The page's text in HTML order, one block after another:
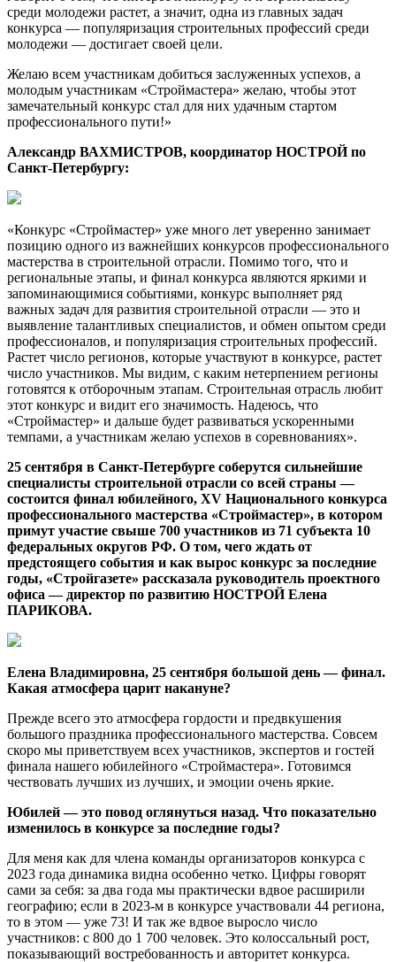
среди молодежи растет, а значит, одна из главных задач
конкурса — популяризация строительных профессий среди
молодежи — достигает своей цели.
Желаю всем участникам добиться заслуженных успехов, а
молодым участникам «Строймастера» желаю, чтобы этот
замечательный конкурс стал для них удачным стартом
профессионального пути!»
Александр ВАХМИСТРОВ, координатор НОСТРОЙ по
Санкт-Петербургу:
«Конкурс «Строймастер» уже много лет уверенно занимает
позицию одного из важнейших конкурсов профессионального
мастерства в строительной отрасли. Помимо того, что и
региональные этапы, и финал конкурса являются яркими и
запоминающимися событиями, конкурс выполняет ряд
важных задач для развития строительной отрасли — это и
выявление талантливых специалистов, и обмен опытом среди
профессионалов, и популяризация строительных профессий.
Растет число регионов, которые участвуют в конкурсе, растет
число участников. Мы видим, с каким нетерпением регионы
готовятся к отборочным этапам. Строительная отрасль любит
этот конкурс и видит его значимость. Надеюсь, что
«Строймастер» и дальше будет развиваться ускоренными
темпами, а участникам желаю успехов в соревнованиях».
25 сентября в Санкт-Петербурге соберутся сильнейшие
специалисты строительной отрасли со всей страны —
состоится финал юбилейного, XV Национального конкурса
профессионального мастерства «Строймастер», в котором
примут участие свыше 700 участников из 71 субъекта 10
федеральных округов РФ. О том, чего ждать от
предстоящего события и как вырос конкурс за последние
годы, «Стройгазете» рассказала руководитель проектного
офиса — директор по развитию НОСТРОЙ Елена
ПАРИКОВА.
Елена Владимировна, 25 сентября большой день — финал.
Какая атмосфера царит накануне?
Прежде всего это атмосфера гордости и предвкушения
большого праздника профессионального мастерства. Совсем
скоро мы приветствуем всех участников, экспертов и гостей
финала нашего юбилейного «Строймастера». Готовимся
чествовать лучших из лучших, и эмоции очень яркие.
Юбилей — это повод оглянуться назад. Что показательно
изменилось в конкурсе за последние годы?
Для меня как для члена команды организаторов конкурса с
2023 года динамика видна особенно четко. Цифры говорят
сами за себя: за два года мы практически вдвое расширили
географию; если в 2023-м в конкурсе участвовали 44 региона,
то в этом — уже 73! И так же вдвое выросло число
участников: с 800 до 1 700 человек. Это колоссальный рост,
показывающий востребованность и авторитет конкурса.